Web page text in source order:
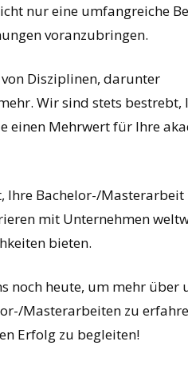
nur eine umfangreiche
voranzubringen.
Disziplinen, darunter
Wir sind stets bestrebt,
einen Mehrwert für Ihre
Ihre Bachelor-/Masterarbeit
mit Unternehmen
bieten.
noch heute, um mehr über
Masterarbeiten zu
Erfolg zu begleiten!